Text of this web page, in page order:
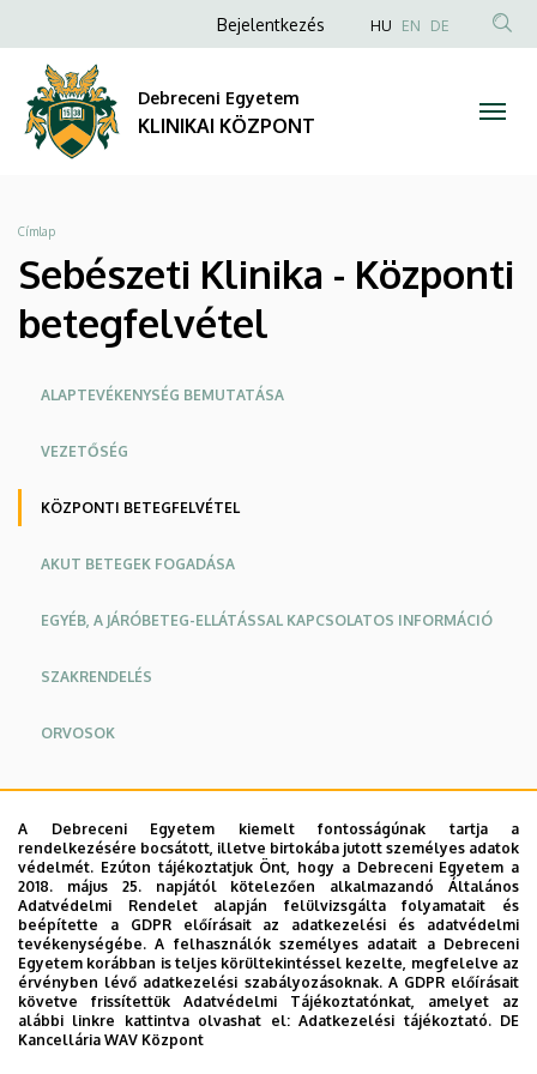
A Debreceni Egyetem kiemelt fontosságúnak tartja a
rendelkezésére bocsátott, illetve birtokába jutott személyes adatok
védelmét. Ezúton tájékoztatjuk Önt, hogy a Debreceni Egyetem a
2018. május 25. napjától kötelezően alkalmazandó Általános
Adatvédelmi Rendelet alapján felülvizsgálta folyamatait és
beépítette a GDPR előírásait az adatkezelési és adatvédelmi
tevékenységébe. A felhasználók személyes adatait a Debreceni
Egyetem korábban is teljes körültekintéssel kezelte, megfelelve az
érvényben lévő adatkezelési szabályozásoknak. A GDPR előírásait
követve frissítettük Adatvédelmi Tájékoztatónkat, amelyet az
alábbi linkre kattintva olvashat el:Adatkezelési tájékoztató. DE
Kancellária WAV Központ
Klinika
Központi
betegfelvétel
KLINIKAI
a
tartalomra
Anonim
fiók
menüje
Bejelentkezés HU EN DE
Debreceni Egyetem
KLINIKAI KÖZPONT
Morzsa
Címlap
Sebészeti Klinika - Központi
betegfelvétel
Oldalmenü
ALAPTEVÉKENYSÉG BEMUTATÁSA
VEZETŐSÉG
KÖZPONTI BETEGFELVÉTEL
AKUT BETEGEK FOGADÁSA
EGYÉB, A JÁRÓBETEG-ELLÁTÁSSAL KAPCSOLATOS INFORMÁCIÓ
SZAKRENDELÉS
ORVOSOK
Oldalmenü
KK
Angol
Oldalmenü
KK
Német
orvosírnokunk végzi. Számítógépes regisztrációt
követően ők irányítják a betegeket a megfelelő
rendelőhöz.
Előjegyzésre időpontot is náluk lehet kérni személyesen,
illetve telefonon keresztül az +36 52 255 044-es
közvetlen számon, illetve az +36 52 411 717 / 55412-es
melléken.